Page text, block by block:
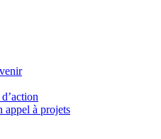
appel à projets